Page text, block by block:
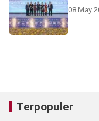
08 May
Terpopuler